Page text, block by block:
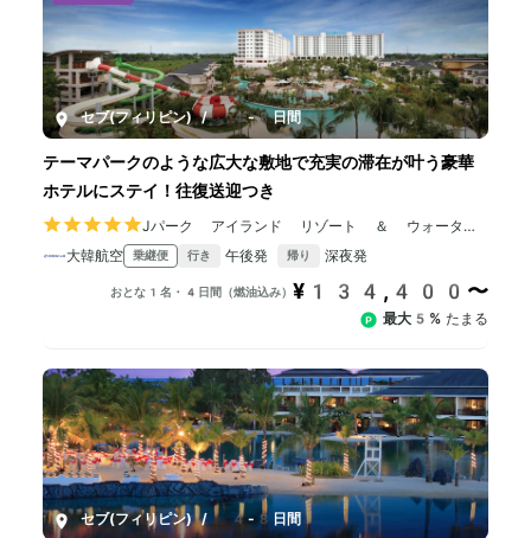
セブ(フィリピン) / 4-8日間
テーマパークのような広大な敷地で充実の滞在が叶う豪華
ホテルにステイ！往復送迎つき
Jパーク アイランド リゾート ＆ ウォーター
パーク
大韓航空 乗継便 行き 午後発 帰り 深夜発
おとな1名・4日間（燃油込み） ¥134,400〜
最大5% たまる
セブ(フィリピン) / 4-8日間